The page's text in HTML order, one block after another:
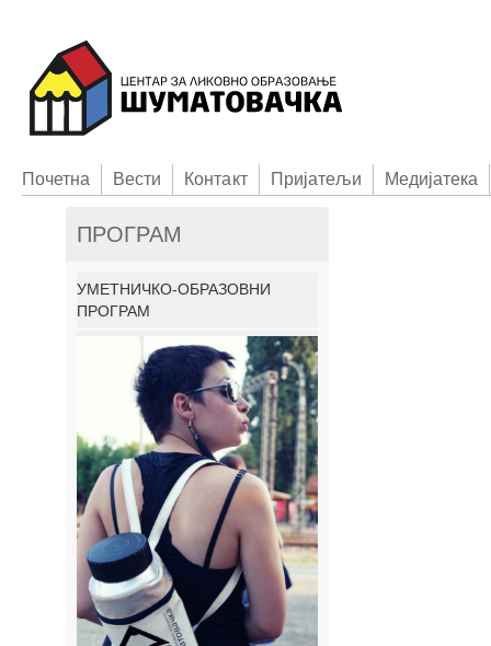
Пoчетна Вести Контакт Приjатељи Медијатека
ПРОГРАМ
УМЕТНИЧКО-ОБРАЗОВНИ
ПРОГРАМ